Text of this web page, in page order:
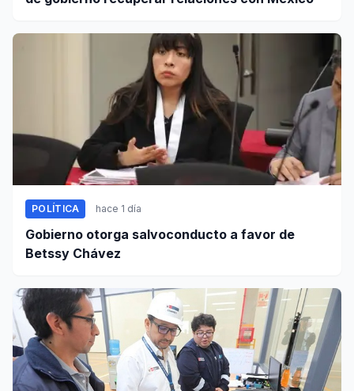
POLÍTICA hace 1 día
Gobierno otorga salvoconducto a favor de
Betssy Chávez